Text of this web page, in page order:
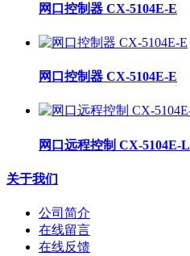
网口控制器 CX-5104E-E
网口控制器 CX-5104E-E
网口远程控制 CX-5104E-L
关于我们
公司简介
在线留言
在线反馈